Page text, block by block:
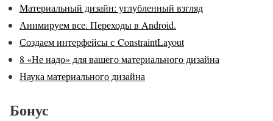
Материальный дизайн: углубленный взгляд
Анимируем все. Переходы в Android.
Создаем интерфейсы с ConstraintLayout
8 «Не надо» для вашего материального дизайна
Наука материального дизайна
Бонус